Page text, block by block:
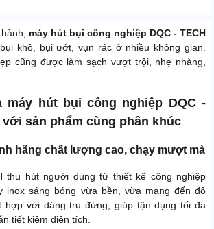
máy hút bụi công nghiệp DQC - TECH
khô, bụi ướt, vụn rác ở nhiều không gian.
cũng được làm sạch vượt trội, nhẹ nhàng,
máy hút bụi công nghiệp DQC -
với sản phẩm cùng phân khúc
hãng chất lượng cao, chạy mượt mà
thu hút người dùng từ thiết kế công nghiệp
inox sáng bóng vừa bền, vừa mang đến độ
hợp với dáng trụ đứng, giúp tận dụng tối đa
tiết kiệm diện tích.